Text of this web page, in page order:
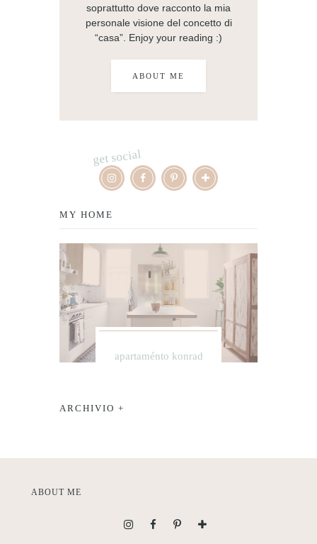
soprattutto dove racconto la mia
personale visione del concetto di
“casa”. Enjoy your reading :)
ABOUT ME
get social
MY HOME
apartaménto konrad
ARCHIVIO +
ABOUT ME